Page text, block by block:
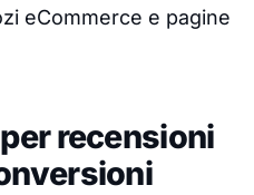
eCommerce e pagine
recensioni